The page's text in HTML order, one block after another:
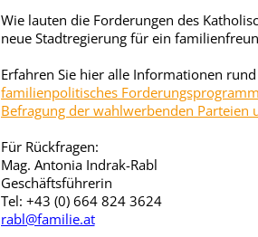
Wie lauten die Forderungen des
neue Stadtregierung für ein
Erfahren Sie hier alle Informationen
familienpolitisches Forderungsprogramm
Befragung der wahlwerbenden Parteien
Für Rückfragen:
Mag. Antonia Indrak-Rabl
Geschäftsführerin
Tel: +43 (0) 664 824 3624
rabl@familie.at